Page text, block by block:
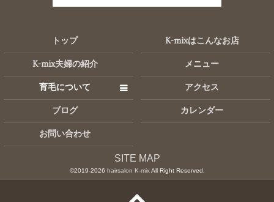
トップ K-mixはこんなお店
K-mix夫婦の紹介 メニュー
育毛について アクセス
ブログ カレンダー
お問い合わせ
SITE MAP
©2019-2026 hairsalon K-mixAll Right Reserved.